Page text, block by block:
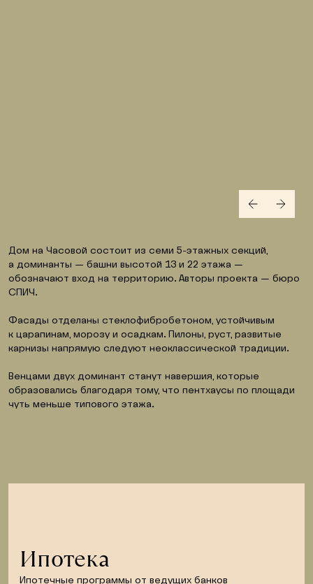
Дом на Часовой состоит из семи 5-этажных секций,
а доминанты — башни высотой 13 и 22 этажа —
обозначают вход на территорию. Авторы проекта — бюро
СПИЧ.
Фасады отделаны стеклофибробетоном, устойчивым
к царапинам, морозу и осадкам. Пилоны, руст, развитые
карнизы напрямую следуют неоклассической традиции.
Венцами двух доминант станут навершия, которые
образовались благодаря тому, что пентхаусы по площади
чуть меньше типового этажа.
Ипотека
Ипотечные программы от ведущих банков